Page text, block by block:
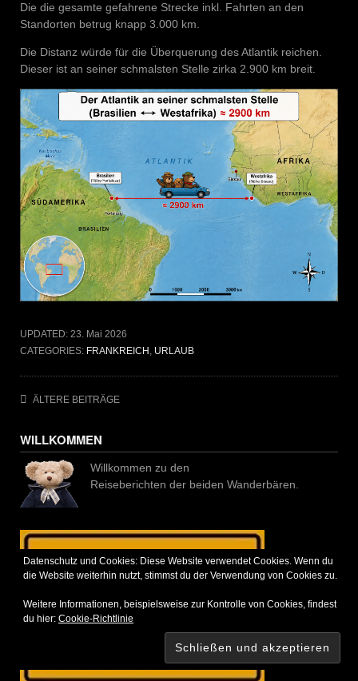
Die die gesamte gefahrene Strecke inkl. Fahrten an den
Standorten betrug knapp 3.000 km.
Die Distanz würde für die Überquerung des Atlantik reichen.
Dieser ist an seiner schmalsten Stelle zirka 2.900 km breit.
UPDATED: 23. Mai 2026
CATEGORIES: FRANKREICH URLAUB
Beitragsnavigation
ÄLTERE BEITRÄGE
WILLKOMMEN
Willkommen zu den
Reiseberichten der beiden Wanderbären.
Datenschutz und Cookies: Diese Website verwendet Cookies. Wenn du
die Website weiterhin nutzt, stimmst du der Verwendung von Cookies zu.
Weitere Informationen, beispielsweise zur Kontrolle von Cookies, findest
du hier: Cookie-Richtlinie